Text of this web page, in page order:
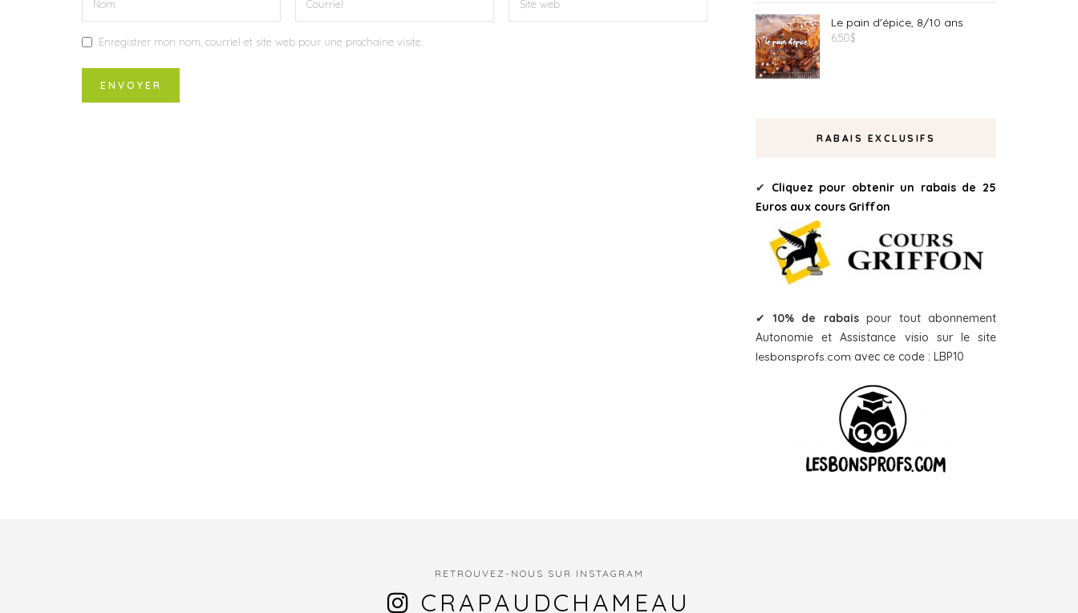
Enregistrer mon nom, courriel et site web pour une prochaine visite.
Le pain d'épice, 8/10 ans
6.50$
RABAIS EXCLUSIFS
✔ Cliquez pour obtenir un rabais de 25
Euros aux cours Griffon
✔ 10% de rabaispour tout abonnement
Autonomie et Assistance visio sur le site
lesbonsprofs.com avec ce code : LBP10
RETROUVEZ-NOUS SUR INSTAGRAM
CRAPAUDCHAMEAU